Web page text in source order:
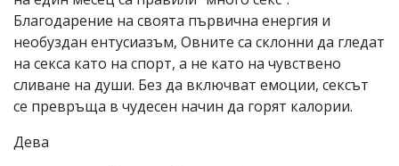
Благодарение на своята първична енергия и
необуздан ентусиазъм, Овните са склонни да гледат
на секса като на спорт, а не като на чувствено
сливане на души. Без да включват емоции, сексът
се превръща в чудесен начин да горят калории.
Дева